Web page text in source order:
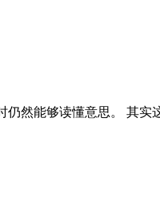
然能够读懂意思。 其